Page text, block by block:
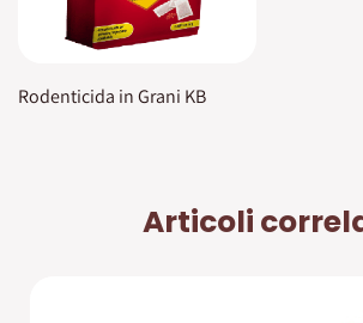
Rodenticida in Grani KB
Articoli